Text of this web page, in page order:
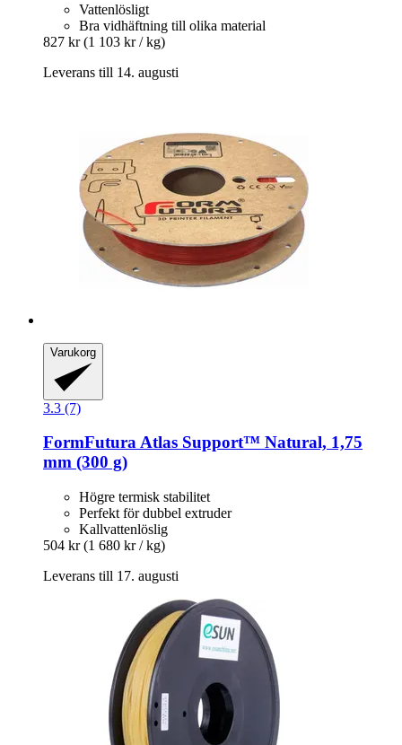
Vattenlösligt
Bra vidhäftning till olika material
827 kr (1 103 kr / kg)
Leverans till 14. augusti
Varukorg
3.3 (7)
FormFuturaAtlas Support™ Natural, 1,75
mm (300 g)
Högre termisk stabilitet
Perfekt för dubbel extruder
Kallvattenlöslig
504 kr (1 680 kr / kg)
Leverans till 17. augusti